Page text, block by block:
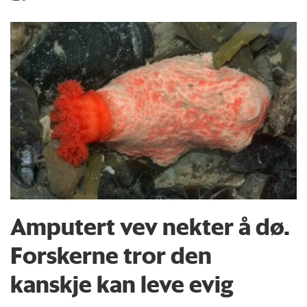
Amputert vev nekter å dø.
Forskerne tror den
kanskje kan leve evig